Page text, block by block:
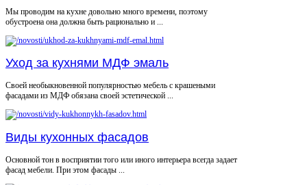
Мы проводим на кухне довольно много времени, поэтому
обустроена она должна быть рационально и ...
Уход за кухнями МДФ эмаль
Своей необыкновенной популярностью мебель с крашеными
фасадами из МДФ обязана своей эстетической ...
Виды кухонных фасадов
Основной тон в восприятии того или иного интерьера всегда задает
фасад мебели. При этом фасады ...